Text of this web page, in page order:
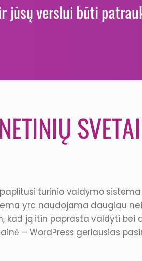
jūsų verslui būti
turinio valdymo sistema
yra naudojama daugiau nei
kad ją itin paprasta valdyti bei
– WordPress geriausias